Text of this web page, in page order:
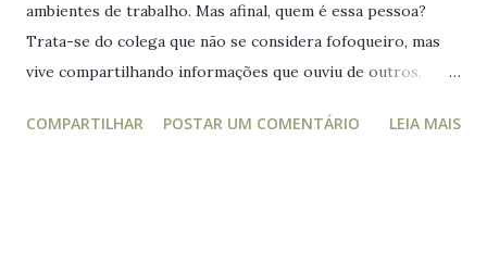
ambientes de trabalho. Mas afinal, quem é essa pessoa?
Trata-se do colega que não se considera fofoqueiro, mas
vive compartilhando informações que ouviu de outros,
prática, ele manipula e desagrega, usando informações
COMPARTILHAR POSTAR UM COMENTÁRIO LEIA MAIS